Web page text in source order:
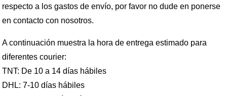
respecto a los gastos de envío, por favor no dude en ponerse
en contacto con nosotros.
A continuación muestra la hora de entrega estimado para
diferentes courier:
TNT: De 10 a 14 días hábiles
DHL: 7-10 días hábiles